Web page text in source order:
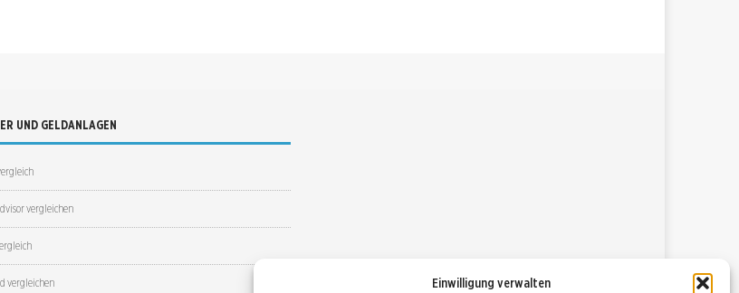
Einwilligung verwalten
UND GELDANLAGEN
vergleichen
vergleichen